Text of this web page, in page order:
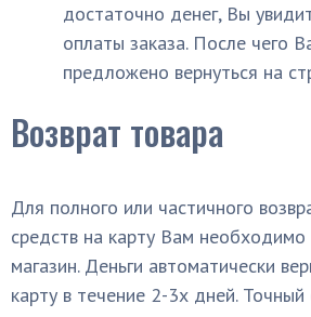
достаточно денег, Вы
оплаты заказа. После чего
предложено вернуться на
Возврат товара
Для полного или частичного
средств на карту Вам необходимо
магазин. Деньги автоматически
карту в течение 2-3х дней. Точный